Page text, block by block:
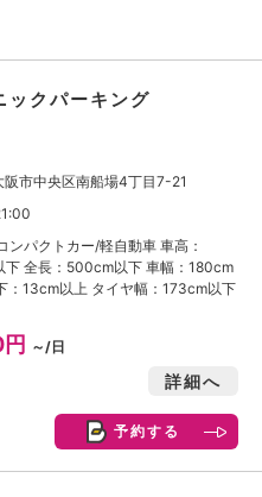
ックパーキング
阪市中央区南船場4丁目7-21
ンパクトカー/軽自動車 車高：
下 全長：500cm以下 車幅：180cm
：13cm以上 タイヤ幅：173cm以下
～/日
詳細へ
予約する